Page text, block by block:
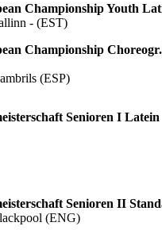
Championship Youth
- (EST)
Championship
(ESP)
Senioren I Latein
Senioren II
(ENG)